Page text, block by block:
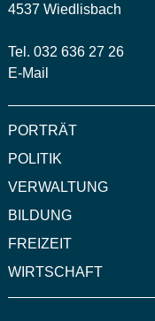
4537 Wiedlisbach
Tel. 032 636 27 26
E-Mail
PORTRÄT
POLITIK
VERWALTUNG
BILDUNG
FREIZEIT
WIRTSCHAFT